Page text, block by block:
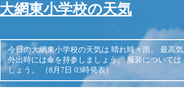
大網東小学校の天気
今日の大網東小学校の天気は 晴れ時々雨。 最高
外出時には傘を持参しましょう。 服装については
しょう。
（8月7日 03時発表）